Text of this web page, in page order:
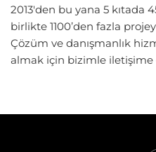
2013'den bu yana 5 kıtada
birlikte 1100’den fazla
Çözüm ve danışmanlık
almak için bizimle iletişime